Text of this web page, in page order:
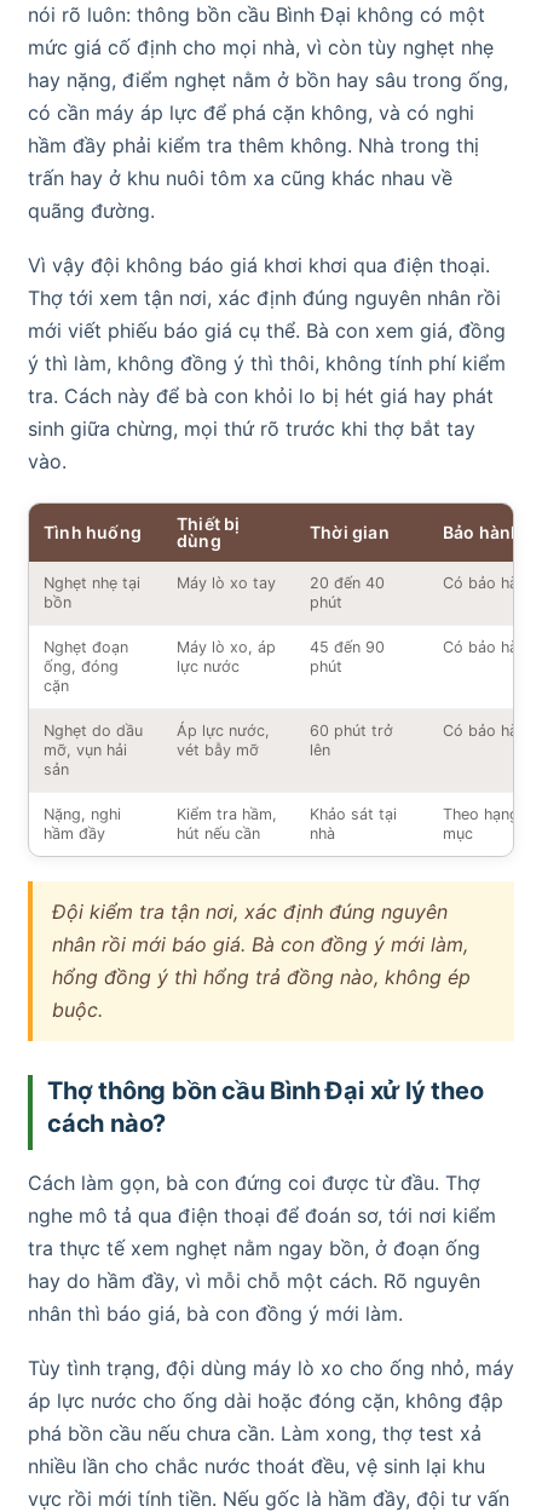
nói rõ luôn: thông bồn cầu Bình Đại không có một
mức giá cố định cho mọi nhà, vì còn tùy nghẹt nhẹ
hay nặng, điểm nghẹt nằm ở bồn hay sâu trong ống,
có cần máy áp lực để phá cặn không, và có nghi
hầm đầy phải kiểm tra thêm không. Nhà trong thị
trấn hay ở khu nuôi tôm xa cũng khác nhau về
quãng đường.
Vì vậy đội không báo giá khơi khơi qua điện thoại.
Thợ tới xem tận nơi, xác định đúng nguyên nhân rồi
mới viết phiếu báo giá cụ thể. Bà con xem giá, đồng
ý thì làm, không đồng ý thì thôi, không tính phí kiểm
tra. Cách này để bà con khỏi lo bị hét giá hay phát
sinh giữa chừng, mọi thứ rõ trước khi thợ bắt tay
vào.
Tình huống
Thiết bị
dùng
Thời gian Bảo hành
Nghẹt nhẹ tại
bồn
Máy lò xo tay
20 đến 40
phút
Có bảo hành
Nghẹt đoạn
ống, đóng
cặn
Máy lò xo, áp
lực nước
45 đến 90
phút
Có bảo hành
Nghẹt do dầu
mỡ, vụn hải
sản
Áp lực nước,
vét bẫy mỡ
60 phút trở
lên
Có bảo hành
Nặng, nghi
hầm đầy
Kiểm tra hầm,
hút nếu cần
Khảo sát tại
nhà
Theo hạng
mục
Đội kiểm tra tận nơi, xác định đúng nguyên
nhân rồi mới báo giá. Bà con đồng ý mới làm,
hổng đồng ý thì hổng trả đồng nào, không ép
buộc.
Thợ thông bồn cầu Bình Đại xử lý theo
cách nào?
Cách làm gọn, bà con đứng coi được từ đầu. Thợ
nghe mô tả qua điện thoại để đoán sơ, tới nơi kiểm
tra thực tế xem nghẹt nằm ngay bồn, ở đoạn ống
hay do hầm đầy, vì mỗi chỗ một cách. Rõ nguyên
nhân thì báo giá, bà con đồng ý mới làm.
Tùy tình trạng, đội dùng máy lò xo cho ống nhỏ, máy
áp lực nước cho ống dài hoặc đóng cặn, không đập
phá bồn cầu nếu chưa cần. Làm xong, thợ test xả
nhiều lần cho chắc nước thoát đều, vệ sinh lại khu
vực rồi mới tính tiền. Nếu gốc là hầm đầy, đội tư vấn